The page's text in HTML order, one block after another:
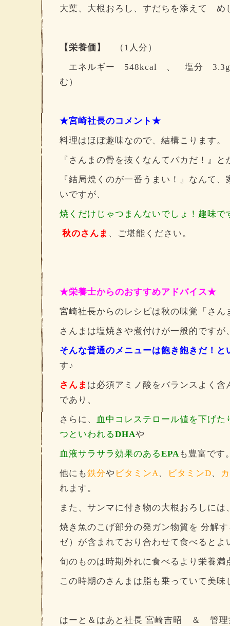
大葉、大根おろし、すだちを添えて め
【栄養価】
（1人分）
エネルギー 548kcal 、 塩分
む）
★宮崎社長のコメント★
料理はほぼ趣味なので、結構こります。
『さんまの骨を抜くなんてバカだ！』と
『結局焼くのが一番うまい！』なんて
いですが、
焼くだけじゃつまんないでしょ！趣味で
秋のさんま 、ご堪能ください。
★栄養士からのおすすめアドバイス★
宮崎社長からのレシピは秋の味覚「さん
さんまは塩焼きや煮付けが一般的ですが
そんな普通のメニューは飽き飽きだ！
す♪
さんま は必須アミノ酸をバランスよく含
であり、
さらに、 血中コレステロール値を下げ
つといわれるDHAや
血液サラサラ効果のあるEPAも豊富です
他にも鉄分や ビタミンA、 ビタミンD、
れます。
また、サンマに付き物の大根おろしには
焼き魚のこげ部分の発ガン物質を 分解
ゼ）が含まれており合わせて食べるとよ
旬のものは時期外れに食べるより栄養満
この時期のさんまは脂も乗っていて美
はーと＆はあと社長 宮崎吉昭 ＆ 管